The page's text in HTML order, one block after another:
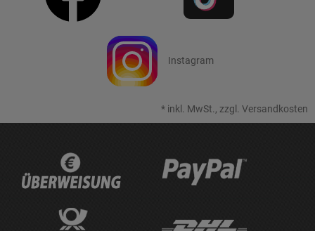
Instagram
* inkl. MwSt., zzgl. Versandkosten